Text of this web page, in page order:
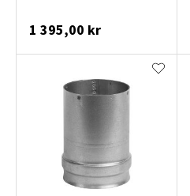
1 395,00 kr